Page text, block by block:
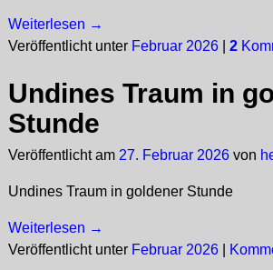
Weiterlesen →
Veröffentlicht unter Februar 2026| 2
Undines Traum in
Stunde
Veröffentlicht am 27. Februar 2026 von
Undines Traum in goldener Stunde
Weiterlesen →
Veröffentlicht unter Februar 2026|